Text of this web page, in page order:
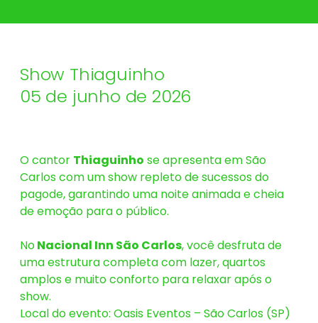
Show Thiaguinho
05 de junho de 2026
O cantor Thiaguinho se apresenta em São
Carlos com um show repleto de sucessos do
pagode, garantindo uma noite animada e cheia
de emoção para o público.
NoNacional Inn São Carlos, você desfruta de
uma estrutura completa com lazer, quartos
amplos e muito conforto para relaxar após o
show.
Local do evento: Oasis Eventos – São Carlos (SP)